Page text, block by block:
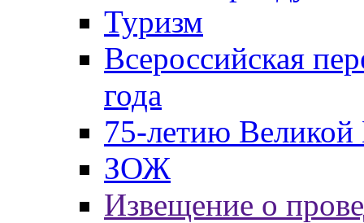
Туризм
Всероссийская
года
75-летию
ЗОЖ
Извещение о